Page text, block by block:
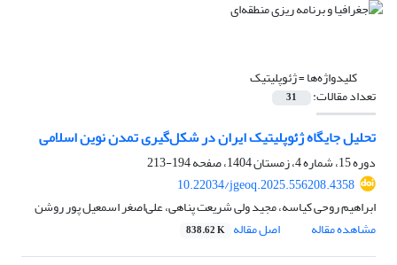
کلیدواژه‌ها =ژئوپلیتیک
تعداد مقالات: 31
تحلیل جایگاه ژئوپلیتیک ایران در شکل‌گیری تمدن نوین اسلامی
دوره 15، شماره 4، زمستان 1404، صفحه
194-213
10.22034/jgeoq.2025.556208.4358
ابراهیم روحی کیاسه، مجید ولی شریعت پناهی، علی‌اصغر اسمعیل پور روشن
مشاهده مقاله
اصل مقاله 838.62 K